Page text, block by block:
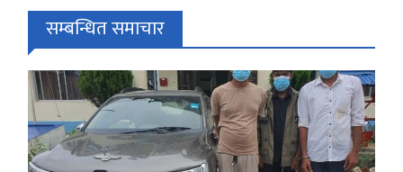
सम्बन्धित समाचार